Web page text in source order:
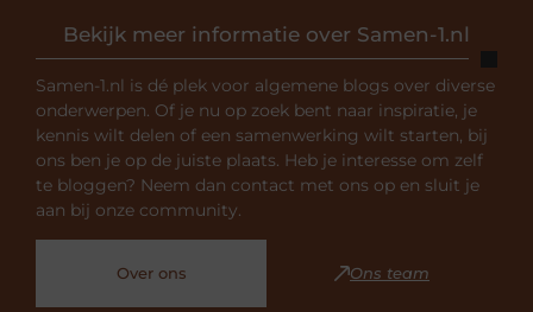
Bekijk meer informatie over Samen-1.nl
Samen-1.nl is dé plek voor algemene blogs over diverse
onderwerpen. Of je nu op zoek bent naar inspiratie, je
kennis wilt delen of een samenwerking wilt starten, bij
ons ben je op de juiste plaats. Heb je interesse om zelf
te bloggen? Neem dan contact met ons op en sluit je
aan bij onze community.
Over ons Ons team